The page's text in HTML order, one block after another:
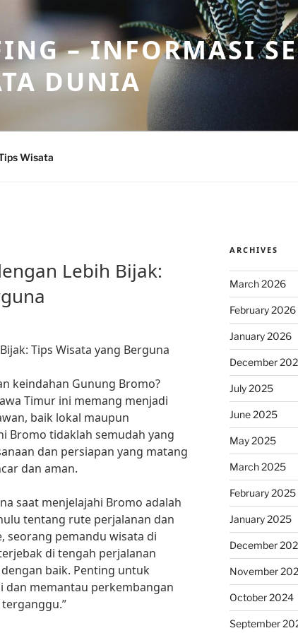
– INFORMASI
DUNIA
Wisata
Lebih Bijak:
Tips Wisata yang Berguna
keindahan Gunung Bromo?
Timur ini memang menjadi
baik lokal maupun
Bromo tidaklah semudah yang
dan persiapan yang matang
dan aman.
saat menjelajahi Bromo adalah
tentang rute perjalanan dan
seorang pemandu wisata di
di tengah perjalanan
baik. Penting untuk
dan memantau perkembangan
ARCHIVES
March 2026
February 2026
January 2026
December
July 2025
June 2025
May 2025
March 2025
February 2025
January 2025
December
November
October 2024
September